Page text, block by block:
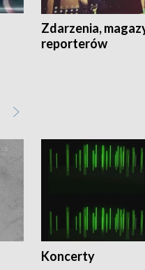
Zdarzenia,
reporterów
Koncerty